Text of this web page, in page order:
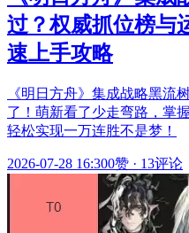
过？权威抓位榜与
速上手攻略
《明日方舟》集成战略黑流
了！萌新看了少走弯路，掌
轻松实现一万连胜不是梦！
2026-07-28 16:300赞 · 13评论